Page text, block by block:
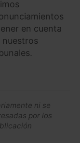
en cuenta
nuestros
ni se
por los